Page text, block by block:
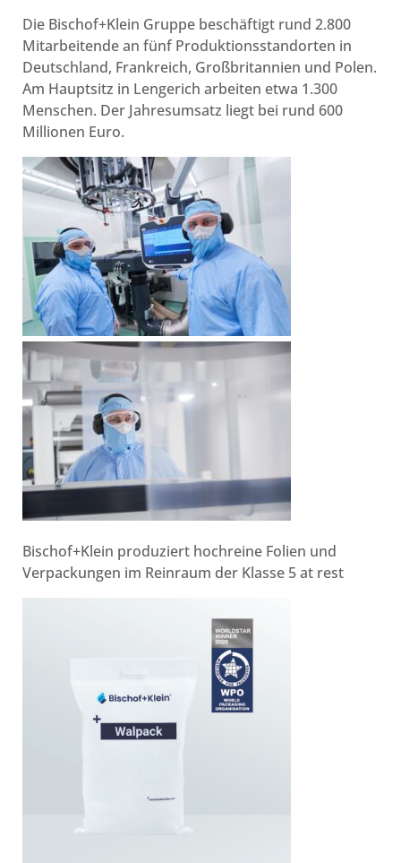
Die Bischof+Klein Gruppe beschäftigt rund 2.800
Mitarbeitende an fünf Produktionsstandorten in
Deutschland, Frankreich, Großbritannien und Polen.
Am Hauptsitz in Lengerich arbeiten etwa 1.300
Menschen. Der Jahresumsatz liegt bei rund 600
Millionen Euro.
Bischof+Klein produziert hochreine Folien und
Verpackungen im Reinraum der Klasse 5 at rest